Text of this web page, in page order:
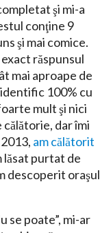
şi mi-a
conţine 9
şi mai comice.
răspunsul
mai aproape de
100% cu
mult şi nici
dar îmi
am călătorit
lăsat purtat de
descoperit oraşul
se poate”, mi-ar